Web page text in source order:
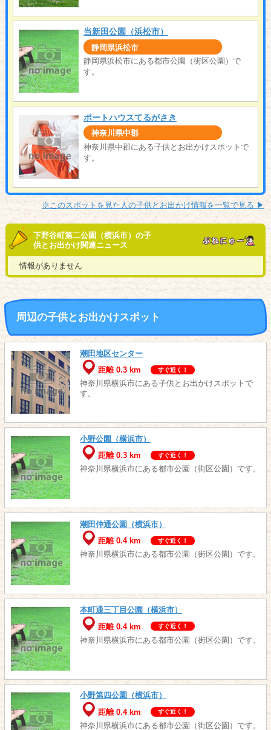
当新田公園（浜松市）
静岡県浜松市
静岡県浜松市にある都市公園（街区公園）で
す。
ポートハウスてるがさき
神奈川県中郡
神奈川県中郡にある子供とお出かけスポットで
す。
※このスポットを見た人の子供とお出かけ情報を一覧で見る ▶︎
下野谷町第二公園（横浜市）の子
供とお出かけ関連ニュース
情報がありません
周辺の子供とお出かけスポット
潮田地区センター
距離 0.3 km
すぐ近く！
神奈川県横浜市にある子供とお出かけスポットで
す。
小野公園（横浜市）
距離 0.3 km
すぐ近く！
神奈川県横浜市にある都市公園（街区公園）です。
潮田仲通公園（横浜市）
距離 0.4 km
すぐ近く！
神奈川県横浜市にある都市公園（街区公園）です。
本町通三丁目公園（横浜市）
距離 0.4 km
すぐ近く！
神奈川県横浜市にある都市公園（街区公園）です。
小野第四公園（横浜市）
距離 0.4 km
すぐ近く！
神奈川県横浜市にある都市公園（街区公園）です。